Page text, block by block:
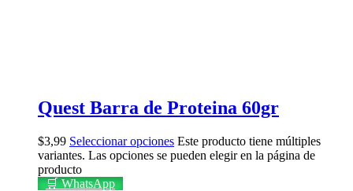
Quest Barra de Proteina 60gr
$3,99 Seleccionar opciones Este producto tiene múltiples
variantes. Las opciones se pueden elegir en la página de
producto
🛒 WhatsApp